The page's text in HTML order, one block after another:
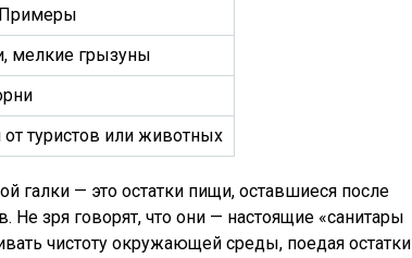
Примеры
мелкие грызуны
туристов или животных
галки — это остатки пищи, оставшиеся после
Не зря говорят, что они — настоящие «санитары
чистоту окружающей среды, поедая остатки